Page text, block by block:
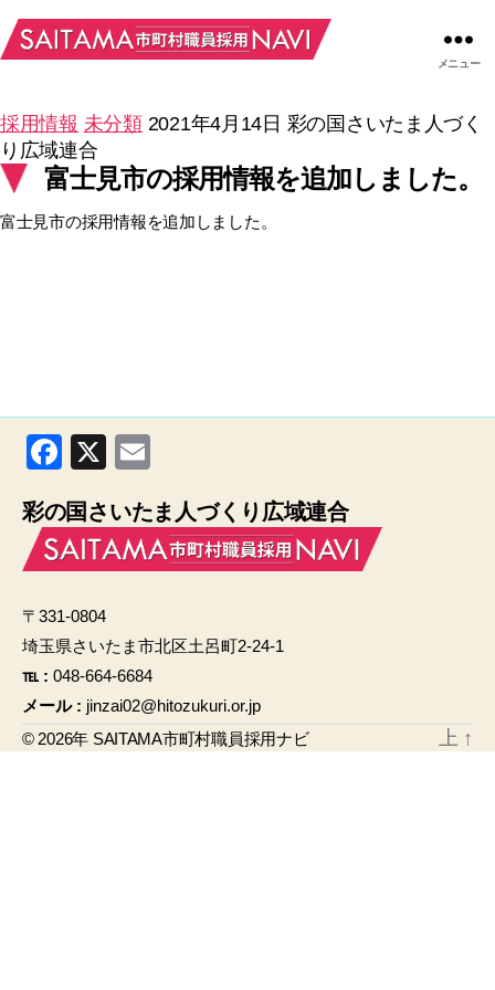
メニュー
採用情報 未分類 2021年4月14日 彩の国さいたま人づく
り広域連合
富士見市の採用情報を追加しました。
富士見市の採用情報を追加しました。
F
c
e
o
o
k
X
ail
彩の国さいたま人づくり広域連合
〒331-0804
埼玉県さいたま市北区土呂町2-24-1
℡ : 048-664-6684
メール : jinzai02@hitozukuri.or.jp
© 2026年 SAITAMA市町村職員採用ナビ 上 ↑